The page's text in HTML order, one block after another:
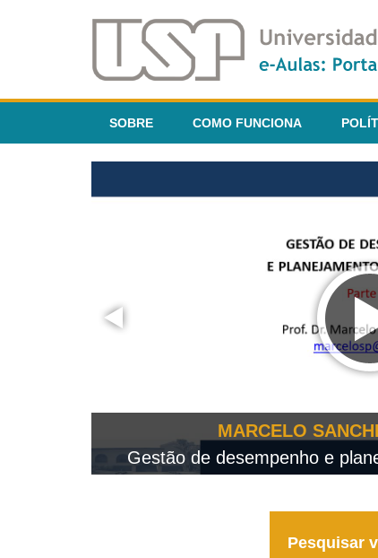
SOBRE COMO FUNCIONA
MARCELO
Gestão de desempenho e
Pesquisar